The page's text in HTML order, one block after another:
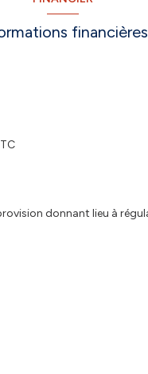
financières
donnant lieu à